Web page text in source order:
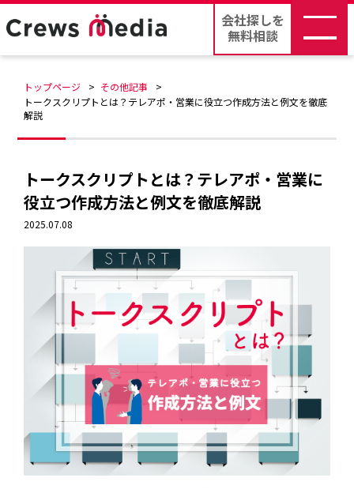
会社探しを
無料相談
トップページ
その他記事
トークスクリプトとは？テレアポ・営業に役立つ作成方法と例文を徹底
解説
トークスクリプトとは？テレアポ・営業に
役立つ作成方法と例文を徹底解説
2025.07.08